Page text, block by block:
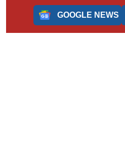
GOOGLE NEWS